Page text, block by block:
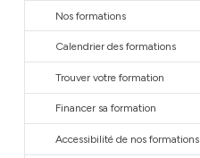
Nos formations
Calendrier des formations
Trouver votre formation
Financer sa formation
Accessibilité de nos formations